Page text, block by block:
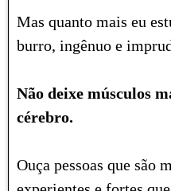
Mas quanto mais eu
burro, ingênuo e
Não deixe músculos
cérebro.
Ouça pessoas que são